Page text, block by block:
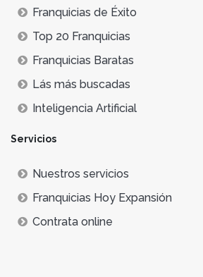
Franquicias de Éxito
Top 20 Franquicias
Franquicias Baratas
Lás más buscadas
Inteligencia Artificial
Servicios
Nuestros servicios
Franquicias Hoy Expansión
Contrata online